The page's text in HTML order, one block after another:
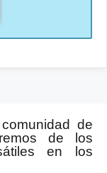
de
de los
en los